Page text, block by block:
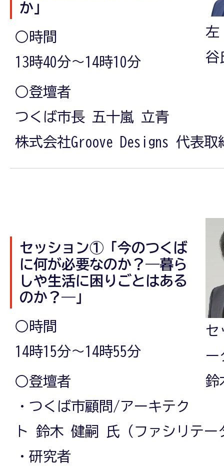
左
谷
か」
○時間
13時40分～14時10分
○登壇者
つくば市長 五十嵐 立青
株式会社Groove Designs 代表
セ
ー
鈴
セッション①「今のつくば
に何が必要なのか？―暮ら
しや生活に困りごとはある
のか？―」
○時間
14時15分～14時55分
○登壇者
・つくば市顧問/アーキテク
ト 鈴木 健嗣 氏（ファシリテー
・研究者